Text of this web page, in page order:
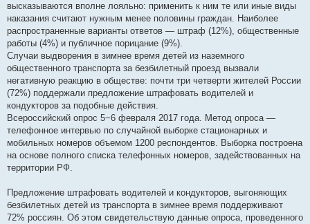
высказываются вполне лояльно: применить к ним те или иные виды
наказания считают нужным менее половины граждан. Наиболее
распространенные варианты ответов — штраф (12%), общественные
работы (4%) и публичное порицание (9%).
Случаи выдворения в зимнее время детей из наземного
общественного транспорта за безбилетный проезд вызвали
негативную реакцию в обществе: почти три четверти жителей России
(72%) поддержали предложение штрафовать водителей и
кондукторов за подобные действия.
Всероссийский опрос 5−6 февраля 2017 года. Метод опроса —
телефонное интервью по случайной выборке стационарных и
мобильных номеров объемом 1200 респондентов. Выборка построена
на основе полного списка телефонных номеров, задействованных на
территории РФ.
Предложение штрафовать водителей и кондукторов, выгоняющих
безбилетных детей из транспорта в зимнее время поддерживают
72% россиян. Об этом свидетельствую данные опроса, проведенного